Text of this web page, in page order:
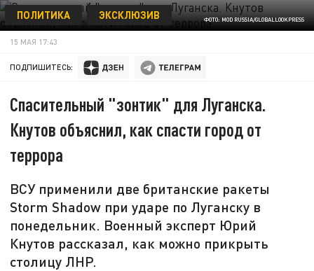
ФОТО: MOD RUSSIA/GLOBALLOOKPRESS
ПОЛИТИКА ЭКСКЛЮЗИВ
15 МАЯ 17:43
ПОДПИШИТЕСЬ:
Спасительный "зонтик" для Луганска.
Кнутов объяснил, как спасти город от
террора
ВСУ применили две британские ракеты
Storm Shadow при ударе по Луганску в
понедельник. Военный эксперт Юрий
Кнутов рассказал, как можно прикрыть
столицу ЛНР.